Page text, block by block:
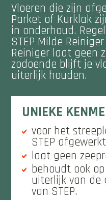
Vloeren die zijn
Parket of Kurklak
in onderhoud.
STEP Milde
Reiniger laat geen
zodoende blijft je
uiterlijk houden.
UNIEKE
voor het
STEP
laat geen
behoudt ook
uiterlijk van de
van STEP.